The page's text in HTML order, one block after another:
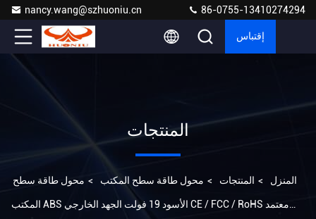
nancy.wang@szhuoniu.cn 86-0755-13410274294
إقتباس
المنتجات
المنزل > المنتجات > محول طاقة سطح المكتب > محول طاقة سطح
المكتب ABS الأسود 19 فولت الجهد الخارجي CE / FCC / RoHS معتمد